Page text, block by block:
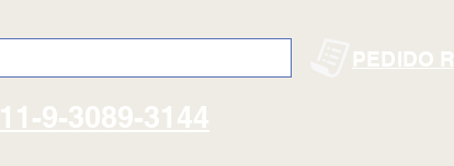
PEDIDO
11-9-3089-3144